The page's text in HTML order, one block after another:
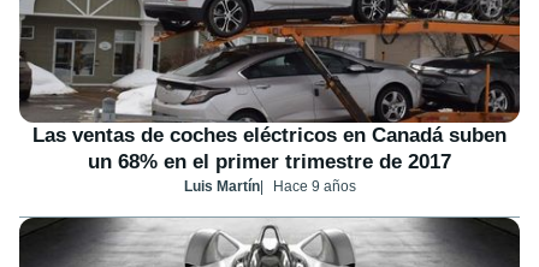
Las ventas de coches eléctricos en Canadá suben
un 68% en el primer trimestre de 2017
Luis Martín Hace 9 años